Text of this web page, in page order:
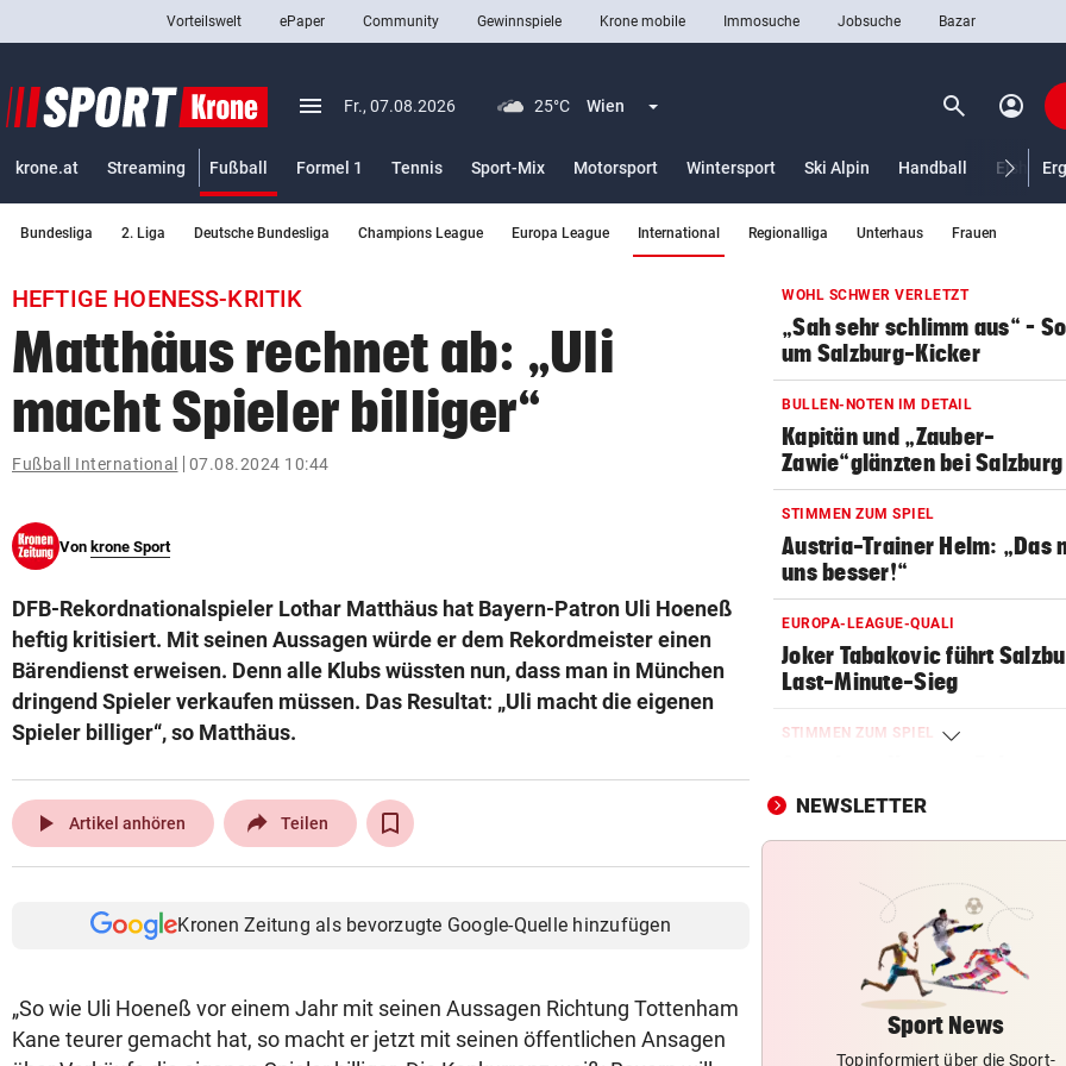
closeSchließen
Abonnieren
bookmark
search
Suchbegriff
eingeben
© Krone Multimedia GmbH & Co KG 2026
Vorteilswelt ePaper Community Gewinnspiele Krone mobile Immosuche Jobsuche Bazar
menu Menü aufklappen
Fr., 07.08.2026 25°C Wien Menü aufklappen search Suchen
account_circle
krone.at Streaming Fußball
Formel 1
Tennis Sport-Mix Motorsport Wintersport Ski Alpin Handball
Bundesliga 2. Liga Deutsche Bundesliga Champions League Europa League International Regionalliga Unterhaus Frauen
HEFTIGE HOENESS-KRITIK
Matthäus rechnet ab: „Uli
macht Spieler billiger“
Fußball International 07.08.2024 10:44
Von krone Sport
DFB-Rekordnationalspieler Lothar Matthäus hat Bayern-Patron Uli Hoeneß
heftig kritisiert. Mit seinen Aussagen würde er dem Rekordmeister einen
Bärendienst erweisen. Denn alle Klubs wüssten nun, dass man in München
dringend Spieler verkaufen müssen. Das Resultat: „Uli macht die eigenen
Spieler billiger“, so Matthäus.
play_arrow Artikel anhören Teilen
Kronen Zeitung als bevorzugte Google-Quelle hinzufügen
„So wie Uli Hoeneß vor einem Jahr mit seinen Aussagen Richtung Tottenham
Kane teurer gemacht hat, so macht er jetzt mit seinen öffentlichen Ansagen
WOHL SCHWER VERLETZT
„Sah sehr schlimm aus“ –
um Salzburg-Kicker
BULLEN-NOTEN IM DETAIL
Kapitän und „Zauber-
Zawie“glänzten bei Salzburg
STIMMEN ZUM SPIEL
Austria-Trainer Helm: „Das
uns besser!“
EUROPA-LEAGUE-QUALI
Joker Tabakovic führt
Last-Minute-Sieg
STIMMEN ZUM SPIEL
superhappy nach Hause“
ORKAN, KEIN STROM & CO
häufen sich
WASSERSPRINGEN
Knoll bei EM Achter vom
Lotfi auf Rang 12!
SCHON NÄCHSTE SAISON
NEWSLETTER
Sport News
Topinformiert über die Sport-